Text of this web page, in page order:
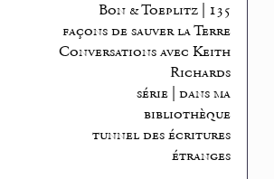
Bon & Toeplitz | 135
façons de sauver la Terre
Conversations avec Keith
Richards
série | dans ma
bibliothèque
tunnel des écritures
étranges